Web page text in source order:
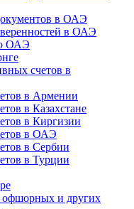
в ОАЭ
в ОАЭ
ОАЭ
счетов в
в Армении
в Казахстане
в Киргизии
в ОАЭ
в Сербии
в Турции
офшорных и других